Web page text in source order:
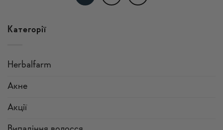
Категорії
Herbalfarm
Акне
Акції